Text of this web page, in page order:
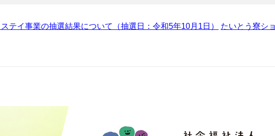
テイ事業の抽選結果について（抽選日：令和5年10月1日）
たいとう寮シ